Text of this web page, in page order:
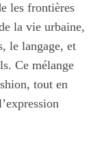
les frontières
la vie urbaine,
le langage, et
Ce mélange
tout en